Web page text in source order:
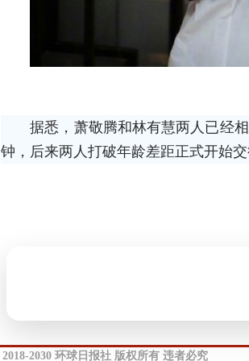
据悉，萧敬腾和林有慧两人已经相
钟，后来两人打破年龄差距正式开始
2018-2030 环球日报社 版权所有 违者必究